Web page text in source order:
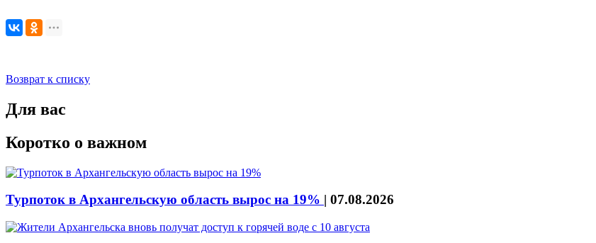
Возврат к списку
Для вас
Коротко о важном
Турпоток в Архангельскую область вырос на 19% | 07.08.2026